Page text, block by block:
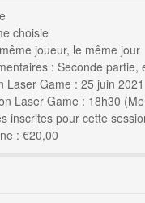
choisie
joueur, le même jour
: Seconde
Laser Game : 25 juin 2021
Laser Game : 18h30
inscrites pour cette
: €20,00